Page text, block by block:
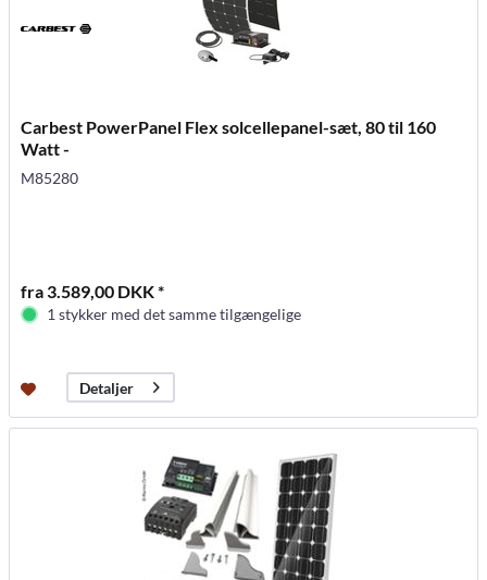
Carbest PowerPanel Flex solcellepanel-sæt, 80 til 160
Watt -
M85280
fra 3.589,00 DKK *
1 stykker med det samme tilgængelige
Detaljer